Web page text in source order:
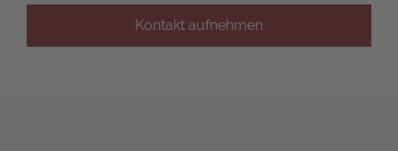
Kontakt aufnehmen